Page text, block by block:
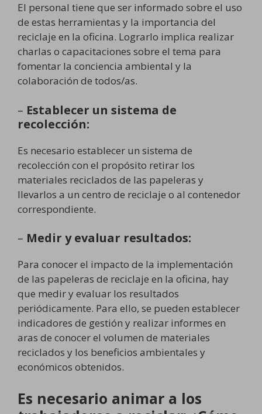
El personal tiene que ser informado sobre el uso
de estas herramientas y la importancia del
reciclaje en la oficina. Lograrlo implica realizar
charlas o capacitaciones sobre el tema para
fomentar la conciencia ambiental y la
colaboración de todos/as.
– Establecer un sistema de
recolección:
Es necesario establecer un sistema de
recolección con el propósito retirar los
materiales reciclados de las papeleras y
llevarlos a un centro de reciclaje o al contenedor
correspondiente.
– Medir y evaluar resultados:
Para conocer el impacto de la implementación
de las papeleras de reciclaje en la oficina, hay
que medir y evaluar los resultados
periódicamente. Para ello, se pueden establecer
indicadores de gestión y realizar informes en
aras de conocer el volumen de materiales
reciclados y los beneficios ambientales y
económicos obtenidos.
Es necesario animar a los